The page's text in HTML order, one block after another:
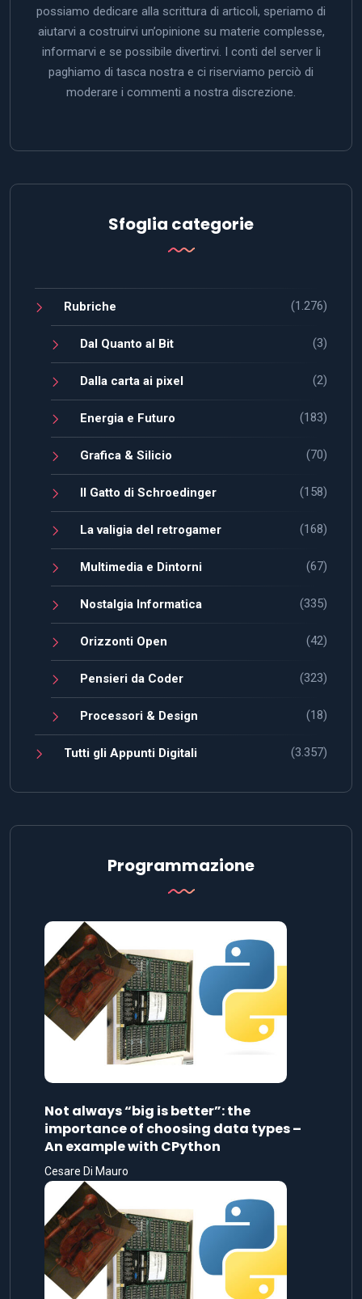
possiamo dedicare alla scrittura di articoli, speriamo di
aiutarvi a costruirvi un’opinione su materie complesse,
informarvi e se possibile divertirvi. I conti del server li
paghiamo di tasca nostra e ci riserviamo perciò di
moderare i commenti a nostra discrezione.
Sfoglia categorie
Rubriche (1.276)
Dal Quanto al Bit (3)
Dalla carta ai pixel (2)
Energia e Futuro (183)
Grafica & Silicio (70)
Il Gatto di Schroedinger (158)
La valigia del retrogamer (168)
Multimedia e Dintorni (67)
Nostalgia Informatica (335)
Orizzonti Open (42)
Pensieri da Coder (323)
Processori & Design (18)
Tutti gli Appunti Digitali (3.357)
Programmazione
Not always “big is better”: the
importance of choosing data types –
An example with CPython
Cesare Di Mauro